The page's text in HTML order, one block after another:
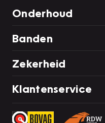
Onderhoud
Banden
Zekerheid
Klantenservice